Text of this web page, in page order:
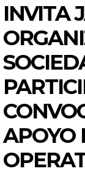
INVITA
APOYO